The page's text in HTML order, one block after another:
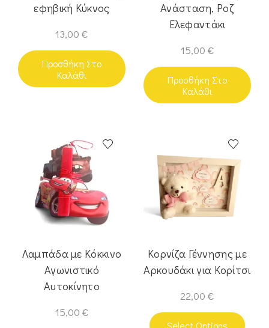
εφηβική Κύκνος
13,00 €
Προσθήκη Στο
Καλάθι
Ανάσταση, Ροζ
Ελεφαντάκι
15,00 €
Προσθήκη Στο
Καλάθι
Λαμπάδα με Κόκκινο
Αγωνιστικό
Αυτοκίνητο
15,00 €
Κορνίζα Γέννησης με
Αρκουδάκι για Κορίτσι
22,00 €
Select Options